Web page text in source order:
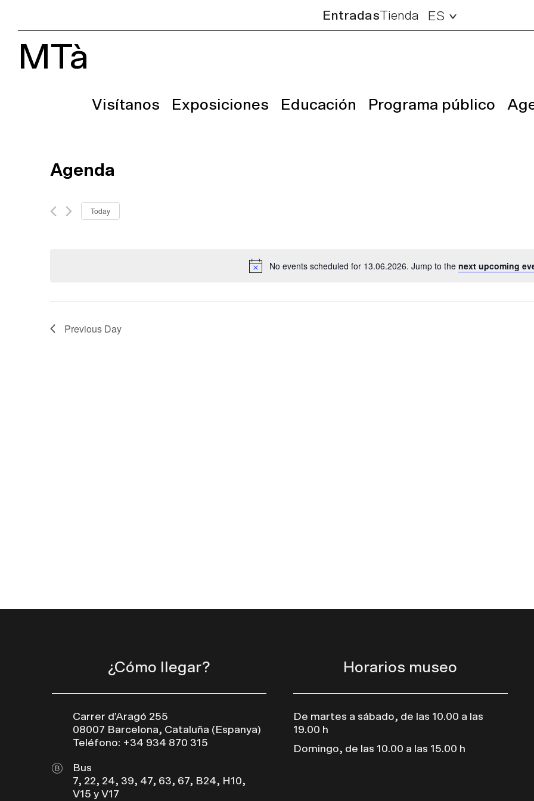
EntradasTienda ES
MTà
Visítanos Exposiciones Educación Programa público
Agenda
No events scheduled for 13.06.2026. Jump to the next upcoming
Today
Previous Day
¿Cómo llegar?
Carrer d’Aragó 255
08007 Barcelona, Cataluña (Espanya)
Teléfono: +34 934 870 315
Bus
7, 22, 24, 39, 47, 63, 67, B24, H10,
V15 y V17
Horarios museo
De martes a sábado, de las 10.00 a las
19.00 h
Domingo, de las 10.00 a las 15.00 h